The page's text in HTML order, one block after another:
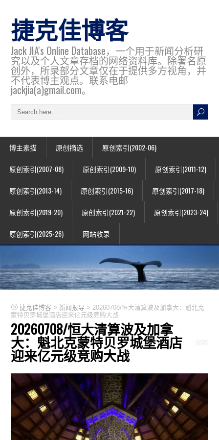
捷克佳博客
Jack JIA's Online Database，一个用于新闻分析研
究以及个人文章存档的网络资料库。除署名原
创外，所录部分文章仅在于提供多方视角，并
不代表博主观点。联系电邮
jackjia(a)gmail.com。
博主素描 原创摘选 原创索引(2002-06)
原创索引(2007-08) 原创索引(2009-10) 原创索引(2011-12)
原创索引(2013-14) 原创索引(2015-16) 原创索引(2017-18)
原创索引(2019-20) 原创索引(2021-22) 原创索引(2023-24)
原创索引(2025-26) 网站收录
捷克佳博客 >新闻报导 > 20260708/恒大清算波及加拿大：魁北克
蒙特贝罗城堡酒店迎来亿元级竞购大战
20260708/恒大清算波及加拿
大：魁北克蒙特贝罗城堡酒店
迎来亿元级竞购大战